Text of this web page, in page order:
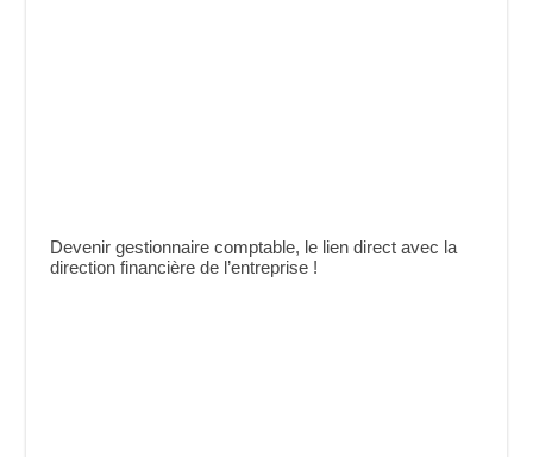
Devenir gestionnaire comptable, le lien direct avec la
direction financière de l’entreprise !